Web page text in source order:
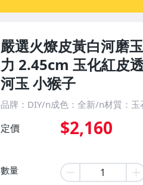
嚴選火燎皮黃白河磨
力 2.45cm 玉化紅皮
河玉 小猴子
品牌：DIY/n成色：全新/n材質：玉
定價 $2,160
數量